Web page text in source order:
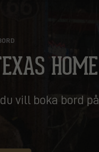
HOME
vill boka bord på